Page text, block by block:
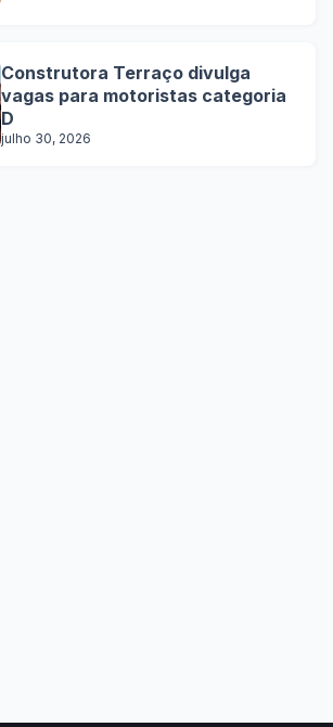
Construtora Terraço divulga
vagas para motoristas categoria
D
julho 30, 2026